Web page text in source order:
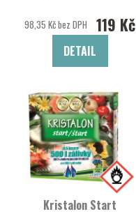
98,35 Kč bez DPH 119 Kč
DETAIL
Kristalon Start